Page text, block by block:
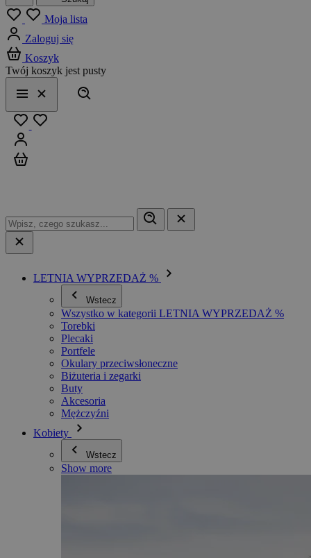
Menu
Moja lista
Zaloguj się
Koszyk
Twój koszyk jest pusty
Menu
Zamknij
LETNIA WYPRZEDAŻ %
Wstecz
Wszystko w kategorii LETNIA WYPRZEDAŻ %
Torebki
Plecaki
Portfele
Okulary przeciwsłoneczne
Biżuteria i zegarki
Buty
Akcesoria
Mężczyźni
Kobiety
Wstecz
Show more